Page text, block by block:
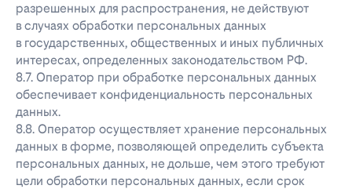
разрешенных для распространения, не действуют
в случаях обработки персональных данных
в государственных, общественных и иных публичных
интересах, определенных законодательством РФ.
8.7. Оператор при обработке персональных данных
обеспечивает конфиденциальность персональных
данных.
8.8. Оператор осуществляет хранение персональных
данных в форме, позволяющей определить субъекта
персональных данных, не дольше, чем этого требуют
цели обработки персональных данных, если срок